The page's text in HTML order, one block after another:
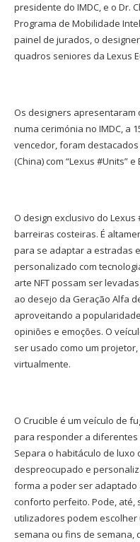
presidente do IMDC, e o Dr.
Programa de Mobilidade
painel de jurados, o
quadros seniores da Lexus
Os designers
numa cerimónia no IMDC, a
vencedor, foram
(China) com “Lexus #Units”
O design exclusivo do
barreiras costeiras. É
para se adaptar a estradas
personalizado com
arte NFT possam ser
ao desejo da Geração Alfa
aproveitando a
opiniões e emoções. O
ser usado como um
virtualmente.
O Crucible é um veículo de
para responder a diferentes
Separa o habitáculo de luxo
despreocupado e
forma a poder ser
conforto perfeito. Pode, até,
utilizadores podem
semana ou fins de semana,